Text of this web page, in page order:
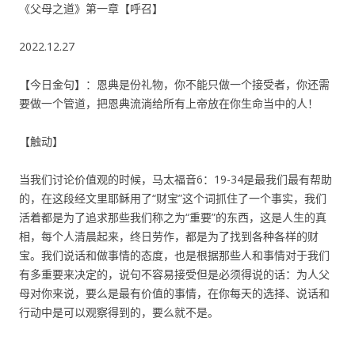
《父母之道》第一章【呼召】
2022.12.27
【今日金句】：恩典是份礼物，你不能只做一个接受者，你还需
要做一个管道，把恩典流淌给所有上帝放在你生命当中的人！
【触动】
当我们讨论价值观的时候，马太福音6：19-34是最我们最有帮助
的，在这段经文里耶稣用了“财宝”这个词抓住了一个事实，我们
活着都是为了追求那些我们称之为“重要”的东西，这是人生的真
相，每个人清晨起来，终日劳作，都是为了找到各种各样的财
宝。我们说话和做事情的态度，也是根据那些人和事情对于我们
有多重要来决定的，说句不容易接受但是必须得说的话：为人父
母对你来说，要么是最有价值的事情，在你每天的选择、说话和
行动中是可以观察得到的，要么就不是。